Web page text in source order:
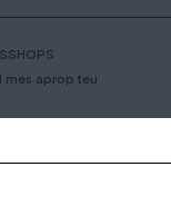
mes aprop teu